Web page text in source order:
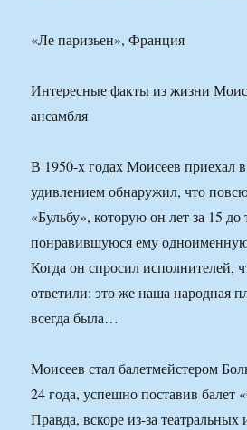
«Ле паризьен», Франция
Интересные факты из жизни
ансамбля
В 1950-х годах Моисеев приехал
удивлением обнаружил, что
«Бульбу», которую он лет за 15 до
понравившуюся ему
Когда он спросил исполнителей,
ответили: это же наша народная
всегда была…
Моисеев стал балетмейстером
24 года, успешно поставив балет
Правда, вскоре из-за